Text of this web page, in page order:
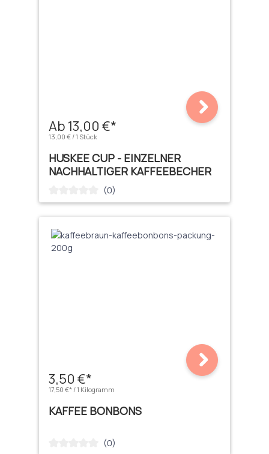
Ab 13,00 €*
13,00 € / 1 Stück
HUSKEE CUP - EINZELNER
NACHHALTIGER KAFFEEBECHER
Durchschnittliche Bewertung von 0 von 5 Sternen
(0)
3,50 €*
17,50 €* / 1 Kilogramm
KAFFEE BONBONS
Durchschnittliche Bewertung von 0 von 5 Sternen
(0)